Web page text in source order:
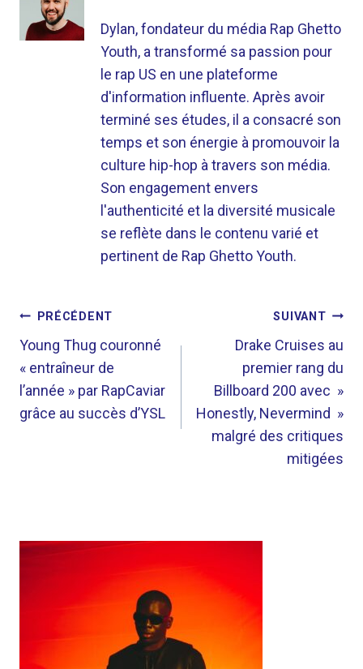
Dylan, fondateur du média Rap Ghetto
Youth, a transformé sa passion pour
le rap US en une plateforme
d'information influente. Après avoir
terminé ses études, il a consacré son
temps et son énergie à promouvoir la
culture hip-hop à travers son média.
Son engagement envers
l'authenticité et la diversité musicale
se reflète dans le contenu varié et
pertinent de Rap Ghetto Youth.
NAVIGATION
DE
L’ARTICLE
PRÉCÉDENT
Young Thug couronné
« entraîneur de
l’année » par RapCaviar
grâce au succès d’YSL
SUIVANT
Drake Cruises au
premier rang du
Billboard 200 avec »
Honestly, Nevermind »
malgré des critiques
mitigées